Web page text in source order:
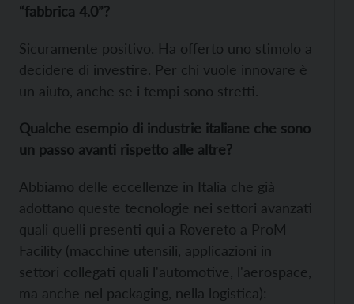
“fabbrica 4.0”?
Sicuramente positivo. Ha offerto uno stimolo a
decidere di investire. Per chi vuole innovare è
un aiuto, anche se i tempi sono stretti.
Qualche esempio di industrie italiane che sono
un passo avanti rispetto alle altre?
Abbiamo delle eccellenze in Italia che già
adottano queste tecnologie nei settori avanzati
quali quelli presenti qui a Rovereto a ProM
Facility (macchine utensili, applicazioni in
settori collegati quali l'automotive, l'aerospace,
ma anche nel packaging, nella logistica):